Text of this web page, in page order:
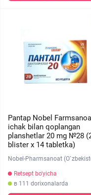
Pantap Nobel
ichak bilan qoplangan
planshetlar 20 mg №28
blister х 14 tabletka)
Nobel-Pharmsanoat
Retsept bo'yicha
в 111 dorixonalarda